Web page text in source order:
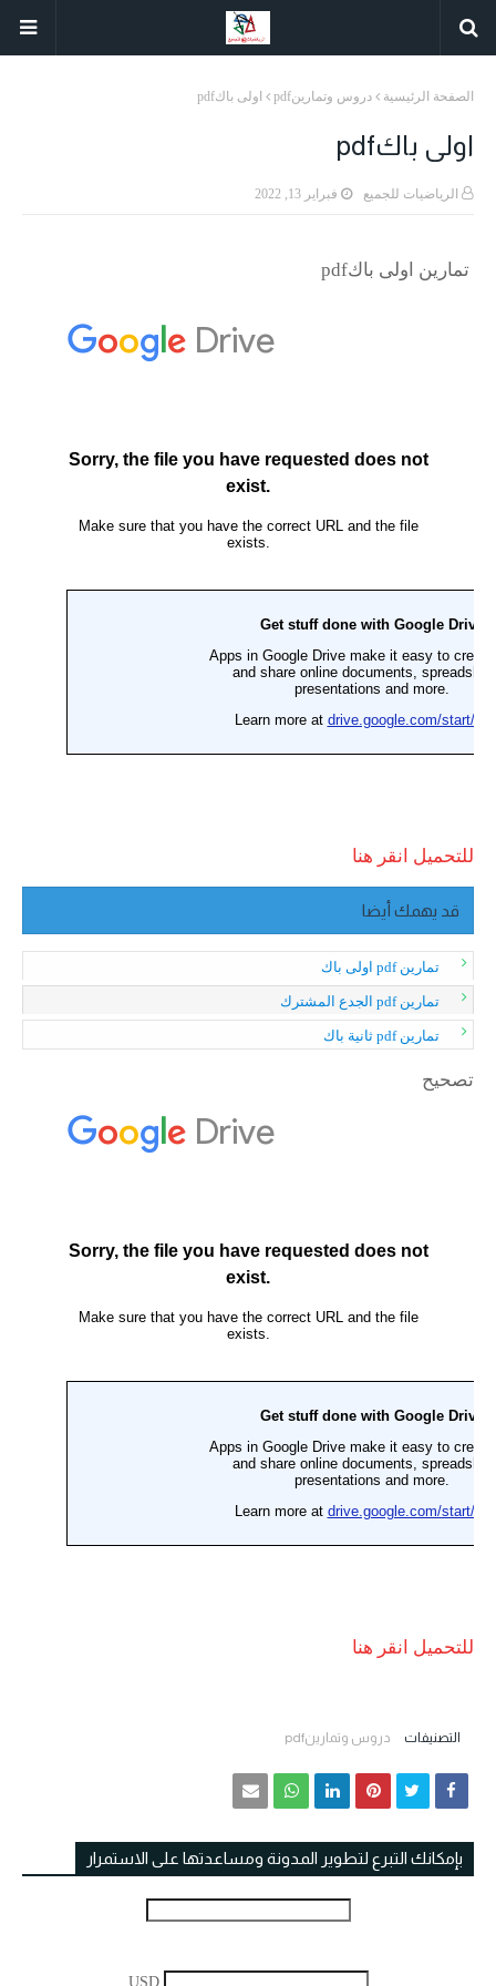
الصفحة الرئيسية دروس وتمارينpdf اولى باكpdf
اولى باكpdf
الرياضيات للجميع فبراير 13, 2022
تمارين اولى باكpdf
للتحميل انقر هنا
قد يهمك أيضا
تمارين pdf اولى باك
تمارين pdf الجدع المشترك
تمارين pdf ثانية باك
تصحيح
للتحميل انقر هنا
التصنيفات دروس وتمارينpdf
بإمكانك التبرع لتطوير المدونة ومساعدتها على الاستمرار
USD